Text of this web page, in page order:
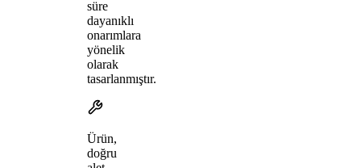
süre
dayanıklı
onarımlara
yönelik
olarak
tasarlanmıştır.
Ürün,
doğru